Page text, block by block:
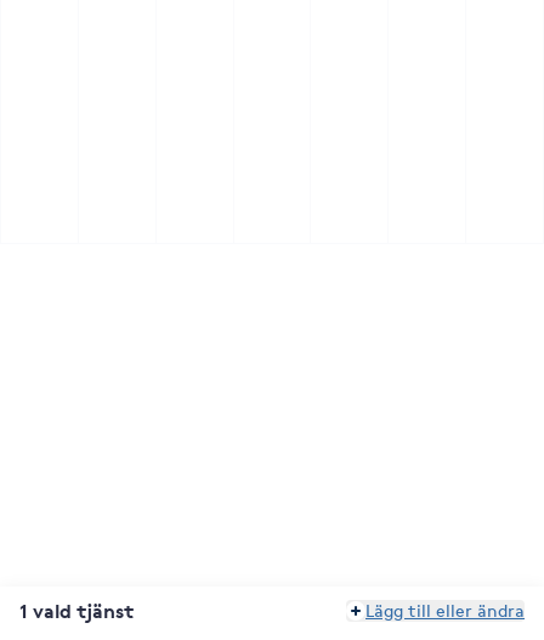
1 vald tjänst Lägg till eller ändra